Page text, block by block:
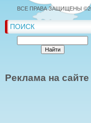
ПОИСК
Реклама на сайте
ВСЕ ПРАВА ЗАЩИЩЕНЫ